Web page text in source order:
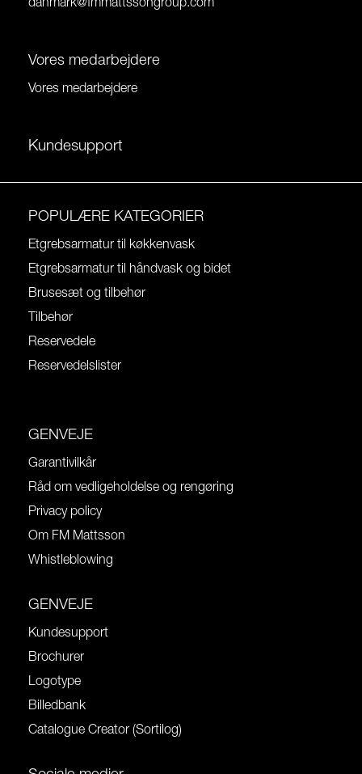
danmark@fmmattssongroup.com
Vores medarbejdere
Vores medarbejdere
Kundesupport
POPULÆRE KATEGORIER
Etgrebsarmatur til køkkenvask
Etgrebsarmatur til håndvask og bidet
Brusesæt og tilbehør
Tilbehør
Reservedele
Reservedelslister
GENVEJE
Garantivilkår
Råd om vedligeholdelse og rengøring
Privacy policy
Om FM Mattsson
Whistleblowing
GENVEJE
Kundesupport
Brochurer
Logotype
Billedbank
Catalogue Creator (Sortilog)